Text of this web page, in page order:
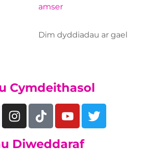
amser
Dim dyddiadau ar gael
Cymdeithasol
Diweddaraf